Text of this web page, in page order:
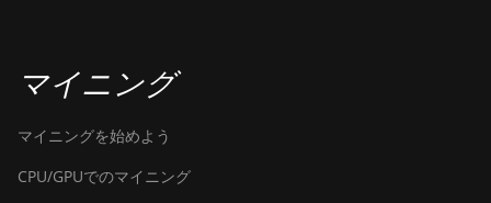
マイニング
マイニングを始めよう
CPU/GPUでのマイニング